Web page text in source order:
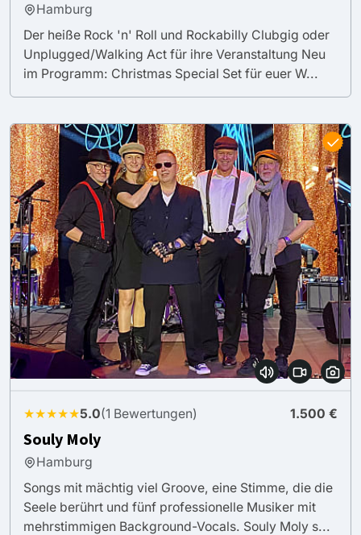
Hamburg
Der heiße Rock 'n' Roll und Rockabilly Clubgig oder
Unplugged/Walking Act für ihre Veranstaltung Neu
im Programm: Christmas Special Set für euer W...
★★★★★5.0(1 Bewertungen) 1.500 €
Souly Moly
Hamburg
Songs mit mächtig viel Groove, eine Stimme, die die
Seele berührt und fünf professionelle Musiker mit
mehrstimmigen Background-Vocals. Souly Moly s...